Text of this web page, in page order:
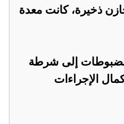
ومخازن ذخيرة، كانت معدة
إلى شرطة
الإجراءات